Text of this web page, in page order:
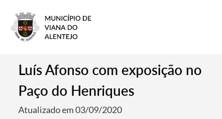
Luís Afonso com exposição no
Paço do Henriques
Atualizado em 03/09/2020